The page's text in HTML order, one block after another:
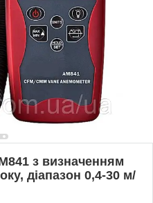
з визначенням
діапазон 0,4-30 м/